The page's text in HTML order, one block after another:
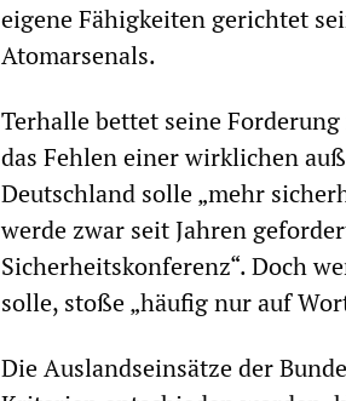
eigene Fähigkeiten gerichtet
Atomarsenals.
Terhalle bettet seine
das Fehlen einer wirklichen
Deutschland solle „mehr
werde zwar seit Jahren
Sicherheitskonferenz“. Doch
solle, stoße „häufig nur auf
Die Auslandseinsätze der